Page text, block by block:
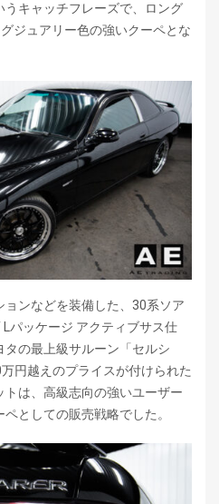
キャッチフレーズで、ロング
ジュアリー色の強いクーペとな
ンなどを装備した、30系ソア
パッケージ アクティブサス仕
の最上級サルーン「セルシ
円越えのプライスが付けられた
は、高級志向の強いユーザー
としての販売戦略でした。